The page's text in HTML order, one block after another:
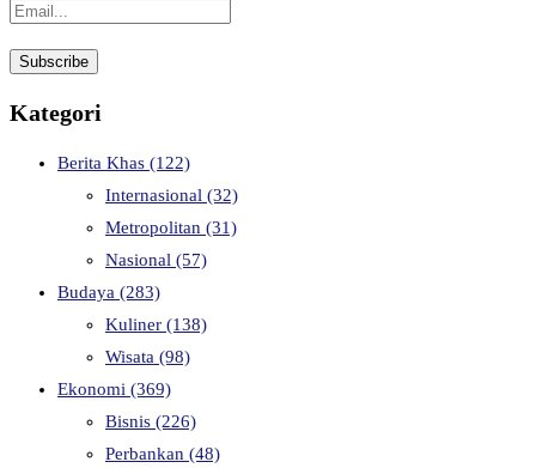
Kategori
Berita Khas (122)
Internasional (32)
Metropolitan (31)
Nasional (57)
Budaya (283)
Kuliner (138)
Wisata (98)
Ekonomi (369)
Bisnis (226)
Perbankan (48)